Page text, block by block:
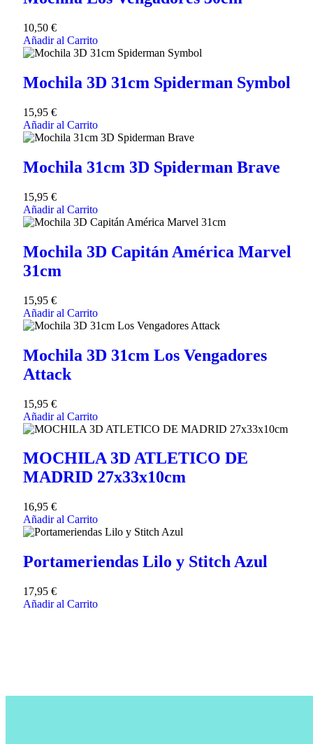
10,50 €
Añadir al Carrito
Mochila 3D 31cm Spiderman Symbol
15,95 €
Añadir al Carrito
Mochila 31cm 3D Spiderman Brave
15,95 €
Añadir al Carrito
Mochila 3D Capitán América Marvel
31cm
15,95 €
Añadir al Carrito
Mochila 3D 31cm Los Vengadores
Attack
15,95 €
Añadir al Carrito
MOCHILA 3D ATLETICO DE
MADRID 27x33x10cm
16,95 €
Añadir al Carrito
Portameriendas Lilo y Stitch Azul
17,95 €
Añadir al Carrito